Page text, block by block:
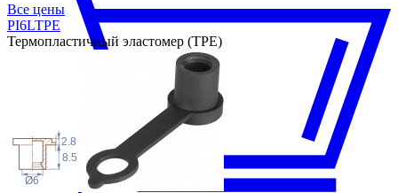
Все цены
PI6LTPE
Термопластичный эластомер (TPE)
Ø6
2.8
8.5